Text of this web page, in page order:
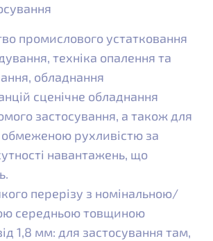
промислового устатковання
техніка опалення та
обладнання
сценічне обладнання
застосування, а також для
рухливістю за
навантажень, що
перерізу з номінальною/
середньою товщиною
1,8 мм: для застосування там,